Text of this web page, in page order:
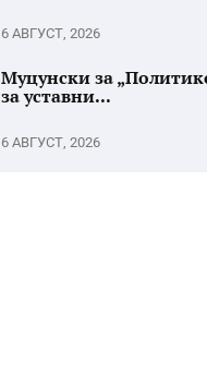
6 АВГУСТ, 2026
Муцунски за
за уставни...
6 АВГУСТ, 2026